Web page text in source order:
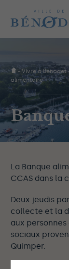
-Vivre à Bénodet
alimentaire
La Banque
CCAS dans la
Deux jeudis
collecte et la
aux
sociaux
Quimper.